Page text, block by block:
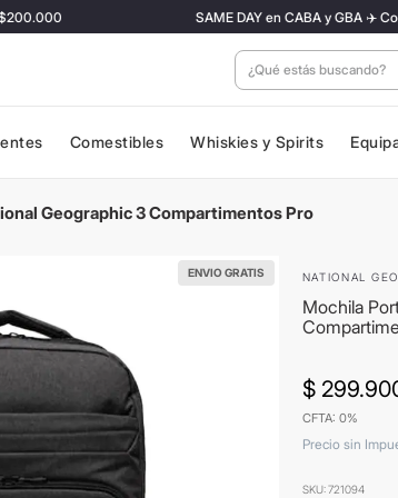
SAME DAY en CABA y GBA ✈️
¿Qué estás
Comestibles Whiskies y Spirits
Geographic 3 Compartimentos Pro
ENVIO GRATIS NATIONAL
Mochila
$ 299.
CFTA: 0%
Precio sin
SKU:721094